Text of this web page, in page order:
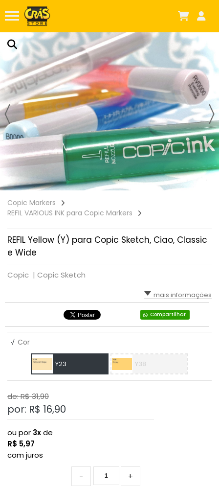
Copic Markers
REFIL VARIOUS INK para Copic Markers
REFIL Yellow (Y) para Copic Sketch, Ciao, Classic
e Wide
Copic | Copic Sketch
mais informações
Compartilhar
√ Cor
Y23 Y38
de: R$31,90
por: R$ 16,90
ou por 3xde
R$ 5,97
com juros
+
-